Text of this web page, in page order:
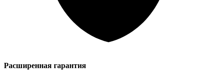
Расширенная гарантия